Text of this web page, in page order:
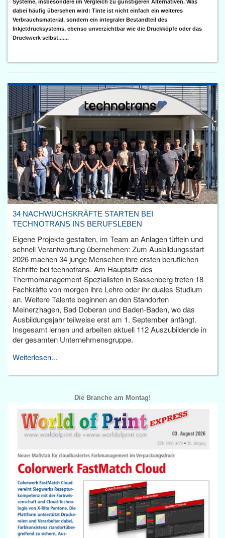
Systeme, insbesondere im Vergleich zu günstigeren Alternativen. Was
dabei häufig übersehen wird: Tinte ist nicht einfach ein weiteres
Verbrauchsmaterial, sondern ein integraler Bestandteil des
Inkjetdrucksystems, ebenso unverzichtbar wie die Druckköpfe oder das
Druckwerk selbst.......
34 NACHWUCHSKRÄFTE STARTEN BEI
TECHNOTRANS INS BERUFSLEBEN
Eigene Projekte gestalten, im Team an Anlagen tüfteln und
schnell Verantwortung übernehmen: Zum Ausbildungsstart
2026 machen 34 junge Menschen ihre ersten beruflichen
Schritte bei technotrans. Am Hauptsitz des
Thermomanagement-Spezialisten in Sassenberg treten 18
Fachkräfte von morgen ihre Lehre oder ihr duales Studium
an. Weitere Talente beginnen an den Standorten
Meinerzhagen, Bad Doberan und Baden-Baden, wo das
Ausbildungsjahr teilweise erst am 1. September anfängt.
Insgesamt lernen und arbeiten aktuell 112 Auszubildende in
der gesamten Unternehmensgruppe.
Weiterlesen...
Die Branche am Montag!